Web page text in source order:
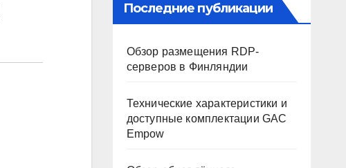
Последние публикации
Обзор размещения RDP-
серверов в Финляндии
Технические характеристики и
доступные комплектации GAC
Empow